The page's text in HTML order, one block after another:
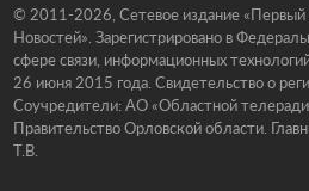
© 2011-2026, Сетевое издание
Новостей». Зарегистрировано в
сфере связи, информационных
26 июня 2015 года. Свидетельство о
Соучредители: АО «Областной
Правительство Орловской области.
Т.В.